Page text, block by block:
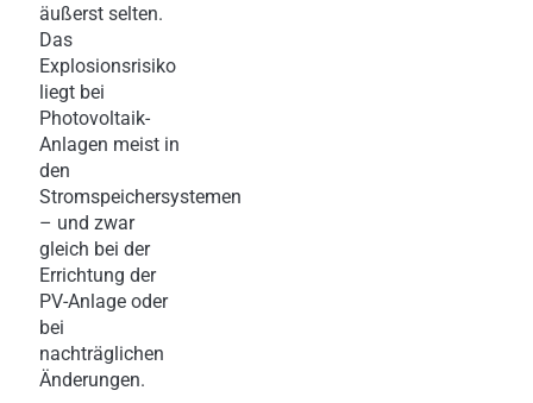
äußerst selten.
Das
Explosionsrisiko
liegt bei
Photovoltaik-
Anlagen meist in
den
Stromspeichersystemen
– und zwar
gleich bei der
Errichtung der
PV-Anlage oder
bei
nachträglichen
Änderungen.